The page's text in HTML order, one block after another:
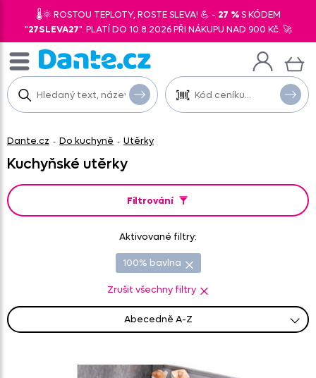
🌡️🌞 ROSTOU TEPLOTY, ROSTE SLEVA! 💪 - 27 %S KÓDEM
"27SLEVA27". PLATÍ DO 10.8.2026 PŘI NÁKUPU NAD 900 Kč. 🚀
Dante.cz - Do kuchyně - Utěrky
Kuchyňské utěrky
abecedně A-Z
Filtrování
Aktivované filtry:
100% bavlna
Zrušit všechny filtry